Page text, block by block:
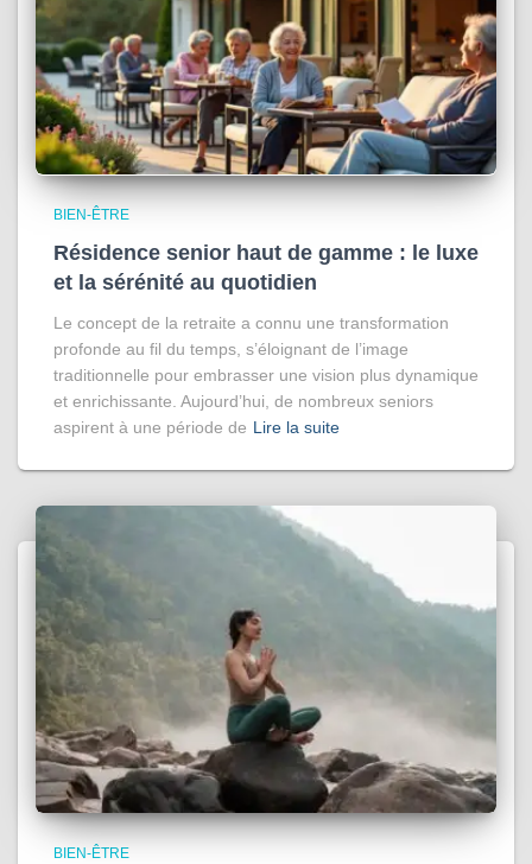
BIEN-ÊTRE
Résidence senior haut de gamme : le luxe
et la sérénité au quotidien
Le concept de la retraite a connu une transformation
profonde au fil du temps, s’éloignant de l’image
traditionnelle pour embrasser une vision plus dynamique
et enrichissante. Aujourd’hui, de nombreux seniors
aspirent à une période de Lire la suite
BIEN-ÊTRE